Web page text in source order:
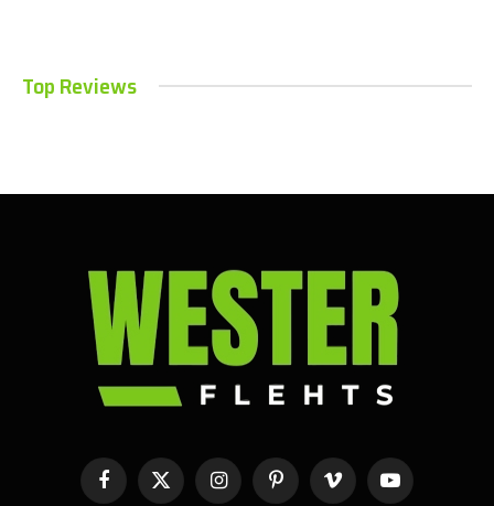
Top Reviews
Facebook
X
InstagramPinterestVimeo YouTube